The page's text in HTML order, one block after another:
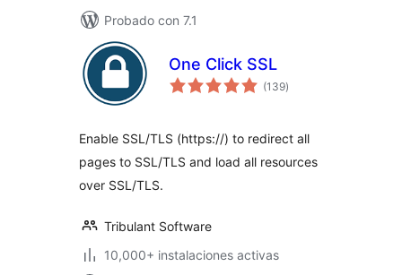
Probado con 7.1
One Click SSL
(139total
de
)
Enable SSL/TLS (https://) to redirect all
pages to SSL/TLS and load all resources
over SSL/TLS.
Tribulant Software
10,000+ instalaciones activas